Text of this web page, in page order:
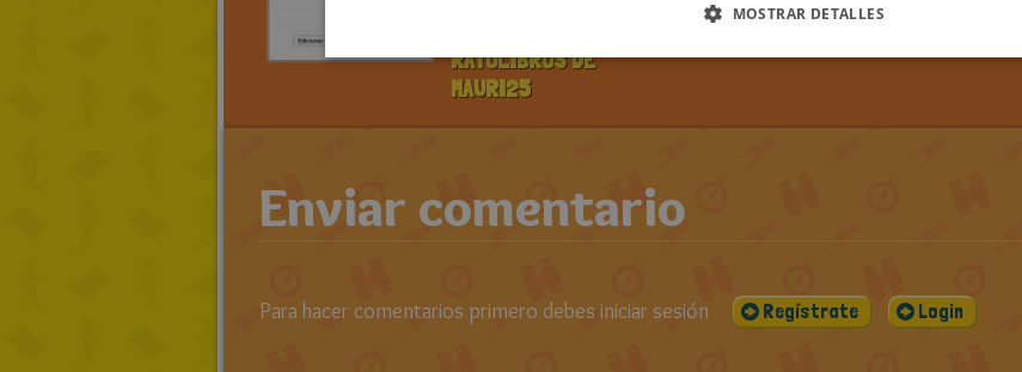
RATOLIBROS DE
MAURI25
PUBLICADO EL: VISUALIZACIONES:
Enviar comentario
Para hacer comentarios primero debes iniciar sesión Regístrate Login
MOSTRAR DETALLES